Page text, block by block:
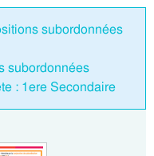
subordonnées
subordonnées
: 1ere Secondaire